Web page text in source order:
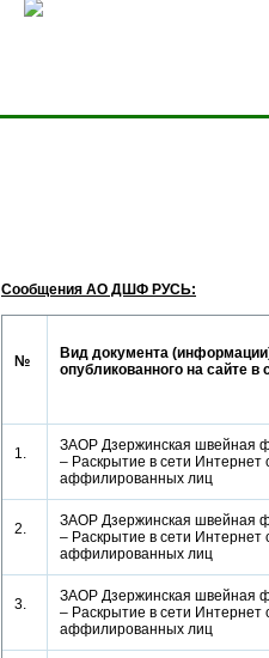
Сообщения АО ДШФ РУСЬ:
№
Вид документа
опубликованного на сайте в
1.
ЗАОР Дзержинская швейная
– Раскрытие в сети Интернет
аффилированных лиц
2.
ЗАОР Дзержинская швейная
– Раскрытие в сети Интернет
аффилированных лиц
3.
ЗАОР Дзержинская швейная
– Раскрытие в сети Интернет
аффилированных лиц